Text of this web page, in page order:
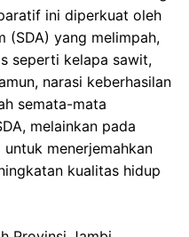
ini diperkuat oleh
(SDA) yang melimpah,
seperti kelapa sawit,
narasi keberhasilan
semata-mata
melainkan pada
menerjemahkan
kualitas hidup